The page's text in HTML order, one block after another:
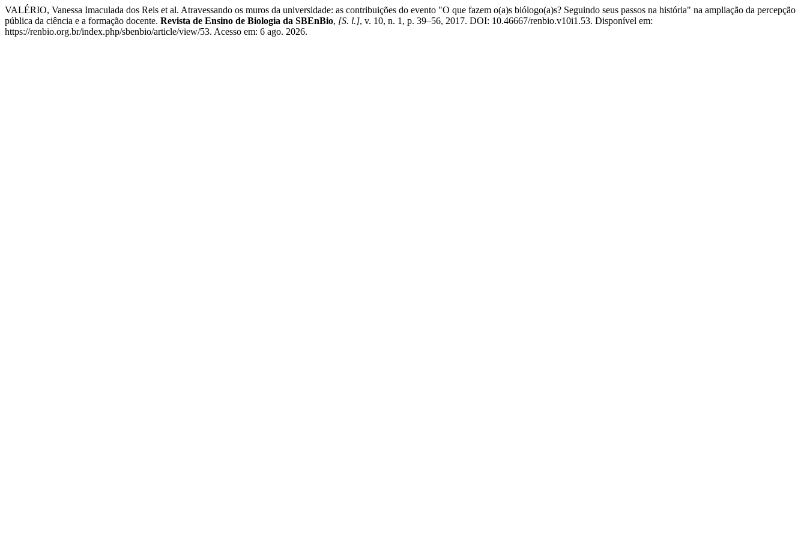
VALÉRIO, Vanessa Imaculada dos Reis et al. Atravessando os muros da universidade: as contribuições do evento "O que fazem o(a)s biólogo(a)s? Seguindo seus passos na história" na ampliação da percepção
pública da ciência e a formação docente. Revista de Ensino de Biologia da SBEnBio, [S. l.], v. 10, n. 1, p. 39–56, 2017. DOI: 10.46667/renbio.v10i1.53. Disponível em:
https://renbio.org.br/index.php/sbenbio/article/view/53. Acesso em: 6 ago. 2026.